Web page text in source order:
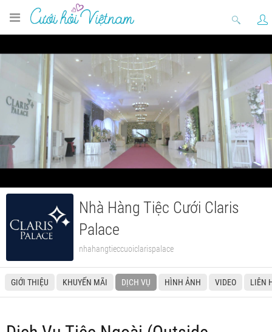
Nhà Hàng Tiệc Cưới Claris
Palace
nhahangtieccuoiclarispalace
GIỚI THIỆU KHUYẾN MÃI DỊCH VỤ HÌNH ẢNH VIDEO LIÊN